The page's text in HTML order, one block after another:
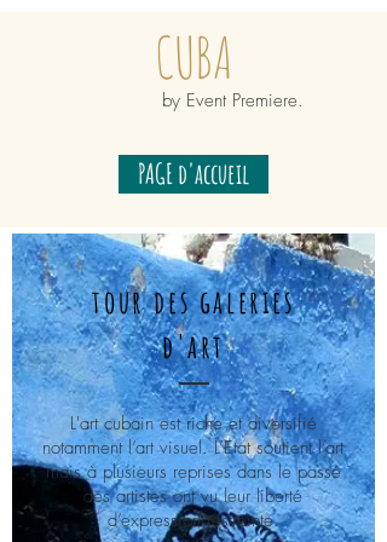
CUBA
by Event Premiere.
PAGE d'accueil
tour des galeries
d'art
L'art cubain est riche et diversifié
notamment l’art visuel. L’Etat soutient l’art
mais à plusieurs reprises dans le passé
des artistes ont vu leur liberté
d’expression restreinte.